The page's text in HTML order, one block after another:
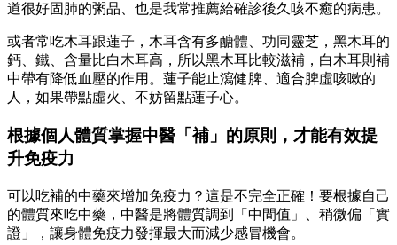
道很好固肺的粥品、也是我常推薦給確診後久咳不癒的病患。
或者常吃木耳跟蓮子，木耳含有多醣體、功同靈芝，黑木耳的
鈣、鐵、含量比白木耳高，所以黑木耳比較滋補，白木耳則補
中帶有降低血壓的作用。蓮子能止瀉健脾、適合脾虛咳嗽的
人，如果帶點虛火、不妨留點蓮子心。
根據個人體質掌握中醫「補」的原則，才能有效提
升免疫力
可以吃補的中藥來增加免疫力？這是不完全正確！要根據自己
的體質來吃中藥，中醫是將體質調到「中間值」、稍微偏「實
證」，讓身體免疫力發揮最大而減少感冒機會。